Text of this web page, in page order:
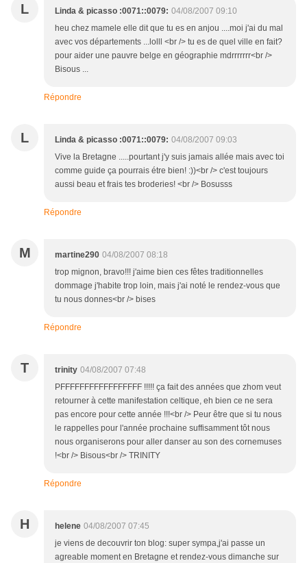
L Linda & picasso :0071::0079: 04/08/2007 09:10
heu chez mamele elle dit que tu es en anjou ....moi j'ai du mal
avec vos départements ...lolll <br /> tu es de quel ville en fait?
pour aider une pauvre belge en géographie mdrrrrrrr<br />
Bisous ...
Répondre
L Linda & picasso :0071::0079: 04/08/2007 09:03
Vive la Bretagne .....pourtant j'y suis jamais allée mais avec toi
comme guide ça pourrais étre bien! :))<br /> c'est toujours
aussi beau et frais tes broderies! <br /> Bosusss
Répondre
M martine290 04/08/2007 08:18
trop mignon, bravo!!! j'aime bien ces fêtes traditionnelles
dommage j'habite trop loin, mais j'ai noté le rendez-vous que
tu nous donnes<br /> bises
Répondre
T trinity 04/08/2007 07:48
PFFFFFFFFFFFFFFFFF !!!!! ça fait des années que zhom veut
retourner à cette manifestation celtique, eh bien ce ne sera
pas encore pour cette année !!!<br /> Peur être que si tu nous
le rappelles pour l'année prochaine suffisamment tôt nous
nous organiserons pour aller danser au son des cornemuses
!<br /> Bisous<br /> TRINITY
Répondre
H helene 04/08/2007 07:45
je viens de decouvrir ton blog: super sympa,j'ai passe un
agreable moment en Bretagne et rendez-vous dimanche sur